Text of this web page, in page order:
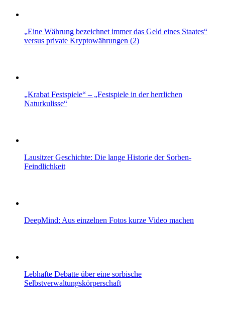
„Eine Währung bezeichnet immer das Geld eines Staates“
versus private Kryptowährungen (2)
„Krabat Festspiele“ – „Festspiele in der herrlichen
Naturkulisse“
Lausitzer Geschichte: Die lange Historie der Sorben-
Feindlichkeit
DeepMind: Aus einzelnen Fotos kurze Video machen
Lebhafte Debatte über eine sorbische
Selbstverwaltungskörperschaft